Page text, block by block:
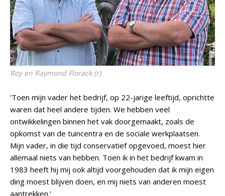
Roy en Raymond Florack (r)
'Toen mijn vader het bedrijf, op 22-jarige leeftijd, oprichtte
waren dat heel andere tijden. We hebben veel
ontwikkelingen binnen het vak doorgemaakt, zoals de
opkomst van de tuincentra en de sociale werkplaatsen.
Mijn vader, in die tijd conservatief opgevoed, moest hier
allemaal niets van hebben. Toen ik in het bedrijf kwam in
1983 heeft hij mij ook altijd voorgehouden dat ik mijn eigen
ding moest blijven doen, en mij niets van anderen moest
aantrekken.'